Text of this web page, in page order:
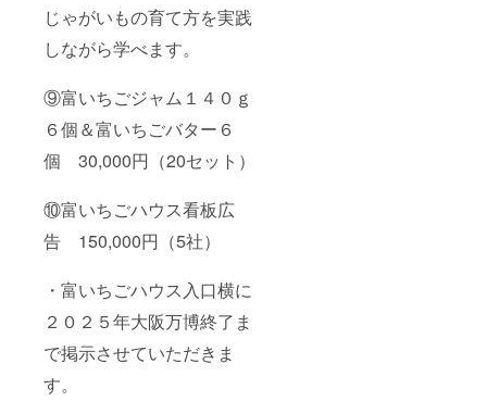
じゃがいもの育て方を実践
しながら学べます。
⑨富いちごジャム１４０ｇ
６個＆富いちごバター６
個 30,000円（20セット）
⑩富いちごハウス看板広
告 150,000円（5社）
・富いちごハウス入口横に
２０２５年大阪万博終了ま
で掲示させていただきま
す。